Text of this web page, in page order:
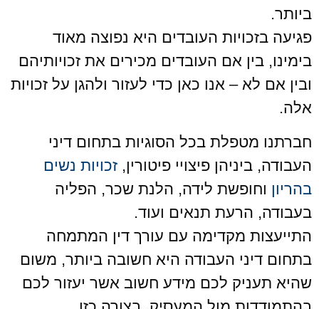
ביותר.
פגיעה בזכויות העובדים היא נפוצה מאוד
בימינו, בין אם העובדים מכירים את זכויותיהם
ובין אם לא – אנו כאן כדי לעזור ולהגן על זכויות
אלה.
חברתנו מטפלת בכל הסוגיות בתחום דיני
העבודה, ביניהן פיצויי פיטורין, זכויות נשים
בהריון וחופשת לידה, הלנת שכר, הפליה
בעבודה, הרעת תנאים ועוד.
התייעצות מקדימה עם עורך דין המתמחה
בתחום דיני העבודה היא חשובה ביותר, משום
שהיא תעניק לכם מידע חשוב אשר יעזור לכם